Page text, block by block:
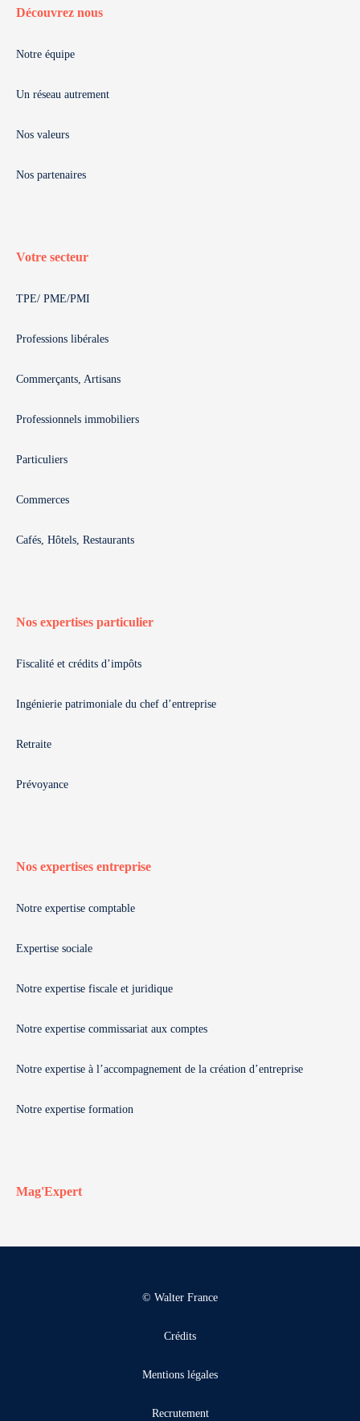
Découvrez nous
Notre équipe
Un réseau autrement
Nos valeurs
Nos partenaires
Votre secteur
TPE/ PME/PMI
Professions libérales
Commerçants, Artisans
Professionnels immobiliers
Particuliers
Commerces
Cafés, Hôtels, Restaurants
Nos expertises particulier
Fiscalité et crédits d’impôts
Ingénierie patrimoniale du chef d’entreprise
Retraite
Prévoyance
Nos expertises entreprise
Notre expertise comptable
Expertise sociale
Notre expertise fiscale et juridique
Notre expertise commissariat aux comptes
Notre expertise à l’accompagnement de la création d’entreprise
Notre expertise formation
Mag'Expert
© Walter France
Crédits
Mentions légales
Recrutement